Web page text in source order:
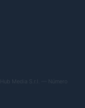
Media S.r.l. — Número